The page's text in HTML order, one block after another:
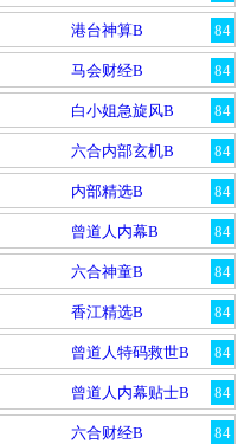
84
港台神算B
84
马会财经B
84
白小姐急旋风B
84
六合内部玄机B
84
内部精选B
84
曾道人内幕B
84
六合神童B
84
香江精选B
84
曾道人特码救世B
84
曾道人内幕贴士B
84
六合财经B